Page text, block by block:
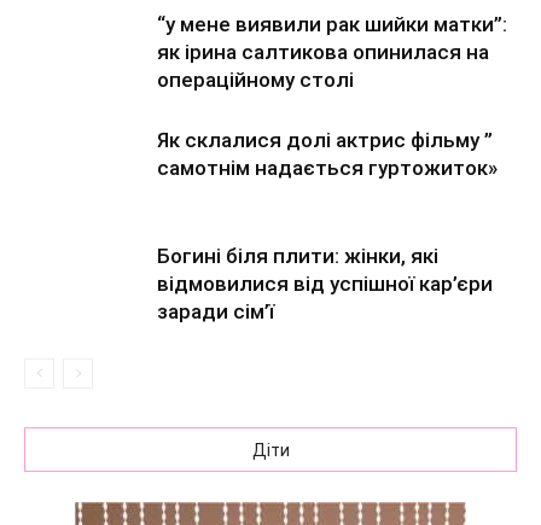
“у мене виявили рак шийки матки”:
як ірина салтикова опинилася на
операційному столі
Як склалися долі актрис фільму ”
самотнім надається гуртожиток»
Богині біля плити: жінки, які
відмовилися від успішної кар’єри
заради сім’ї
Діти